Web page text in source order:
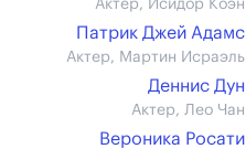
Актер, Исидор Коэн
Патрик Джей Адамс
Актер, Мартин Исраэль
Деннис Дун
Актер, Лео Чан
Вероника Росати